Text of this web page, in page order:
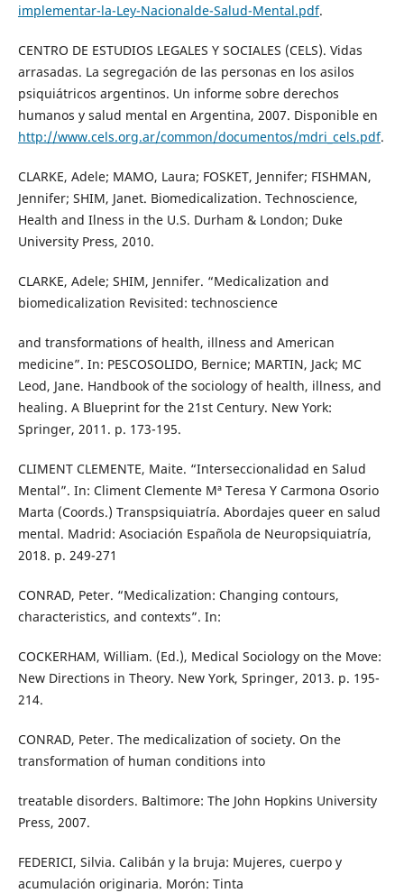
implementar-la-Ley-Nacionalde-Salud-Mental.pdf.
CENTRO DE ESTUDIOS LEGALES Y SOCIALES (CELS). Vidas
arrasadas. La segregación de las personas en los asilos
psiquiátricos argentinos. Un informe sobre derechos
humanos y salud mental en Argentina, 2007. Disponible en
http://www.cels.org.ar/common/documentos/mdri_cels.pdf.
CLARKE, Adele; MAMO, Laura; FOSKET, Jennifer; FISHMAN,
Jennifer; SHIM, Janet. Biomedicalization. Technoscience,
Health and Ilness in the U.S. Durham & London; Duke
University Press, 2010.
CLARKE, Adele; SHIM, Jennifer. “Medicalization and
biomedicalization Revisited: technoscience
and transformations of health, illness and American
medicine”. In: PESCOSOLIDO, Bernice; MARTIN, Jack; MC
Leod, Jane. Handbook of the sociology of health, illness, and
healing. A Blueprint for the 21st Century. New York:
Springer, 2011. p. 173-195.
CLIMENT CLEMENTE, Maite. “Interseccionalidad en Salud
Mental”. In: Climent Clemente Mª Teresa Y Carmona Osorio
Marta (Coords.) Transpsiquiatría. Abordajes queer en salud
mental. Madrid: Asociación Española de Neuropsiquiatría,
2018. p. 249-271
CONRAD, Peter. “Medicalization: Changing contours,
characteristics, and contexts”. In:
COCKERHAM, William. (Ed.), Medical Sociology on the Move:
New Directions in Theory. New York, Springer, 2013. p. 195-
214.
CONRAD, Peter. The medicalization of society. On the
transformation of human conditions into
treatable disorders. Baltimore: The John Hopkins University
Press, 2007.
FEDERICI, Silvia. Calibán y la bruja: Mujeres, cuerpo y
acumulación originaria. Morón: Tinta